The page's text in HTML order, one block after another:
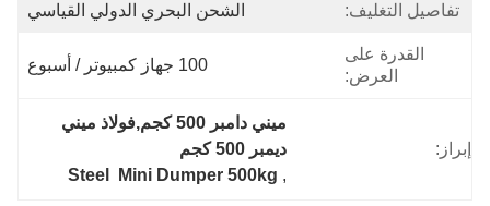
تفاصيل التغليف: الشحن البحري الدولي القياسي
القدرة على
العرض:
100 جهاز كمبيوتر / أسبوع
إبراز:
ميني دامبر 500 كجم,فولاذ ميني
ديمبر 500 كجم
,
Steel  Mini Dumper 500kg